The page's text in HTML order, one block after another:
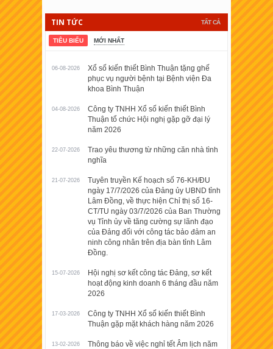
TẤT CẢ
TIN TỨC
TIÊU BIỂU MỚI NHẤT
06-08-2026
Xổ số kiến thiết Bình Thuận tặng ghế
phục vụ người bệnh tại Bệnh viện Đa
khoa Bình Thuận
04-08-2026
Công ty TNHH Xổ số kiến thiết Bình
Thuận tổ chức Hội nghị gặp gỡ đại lý
năm 2026
22-07-2026
Trao yêu thương từ những căn nhà tình
nghĩa
21-07-2026
Tuyên truyền Kế hoạch số 76-KH/ĐU
ngày 17/7/2026 của Đảng ủy UBND tỉnh
Lâm Đồng, về thực hiện Chỉ thị số 16-
CT/TU ngày 03/7/2026 của Ban Thường
vụ Tỉnh ủy về tăng cường sự lãnh đạo
của Đảng đối với công tác bảo đảm an
ninh công nhân trên địa bàn tỉnh Lâm
Đồng.
15-07-2026
Hội nghị sơ kết công tác Đảng, sơ kết
hoạt động kinh doanh 6 tháng đầu năm
2026
17-03-2026
Công ty TNHH Xổ số kiến thiết Bình
Thuận gặp mặt khách hàng năm 2026
13-02-2026
Thông báo về việc nghỉ tết Âm lịch năm